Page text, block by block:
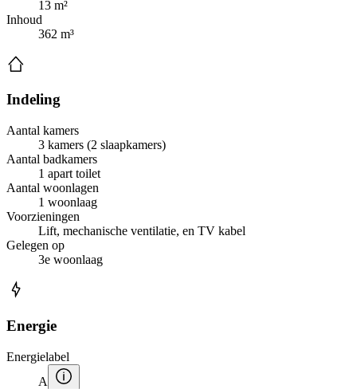
13 m²
Inhoud
362 m³
Indeling
Aantal kamers
3 kamers (2 slaapkamers)
Aantal badkamers
1 apart toilet
Aantal woonlagen
1 woonlaag
Voorzieningen
Lift, mechanische ventilatie, en TV kabel
Gelegen op
3e woonlaag
Energie
Energielabel
A